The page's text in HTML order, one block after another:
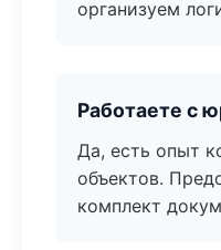
организуем
Работаете с
Да, есть опыт
объектов.
комплект